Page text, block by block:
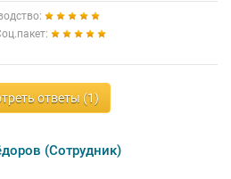
ответы (1)
(Сотрудник)